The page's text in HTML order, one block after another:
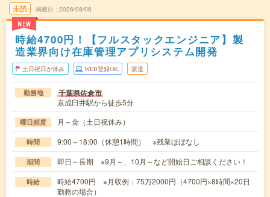
未読
NEW
掲載日 2026/08/06
時給4700円！【フルスタックエンジニア】製
造業界向け在庫管理アプリシステム開発
土日祝日が休み WEB登録OK 派遣
勤務地 千葉県佐倉市
京成臼井駅から徒歩5分
曜日頻度 月～金（土日祝休み）
時間 9:00～18:00（休憩1時間） ※残業ほぼなし
期間 即日～長期 ※9月～、10月～など開始日ご相談ください！
時給
時給4700円 ※月収例：75万2000円（4700円×8時間×20日
勤務の場合）